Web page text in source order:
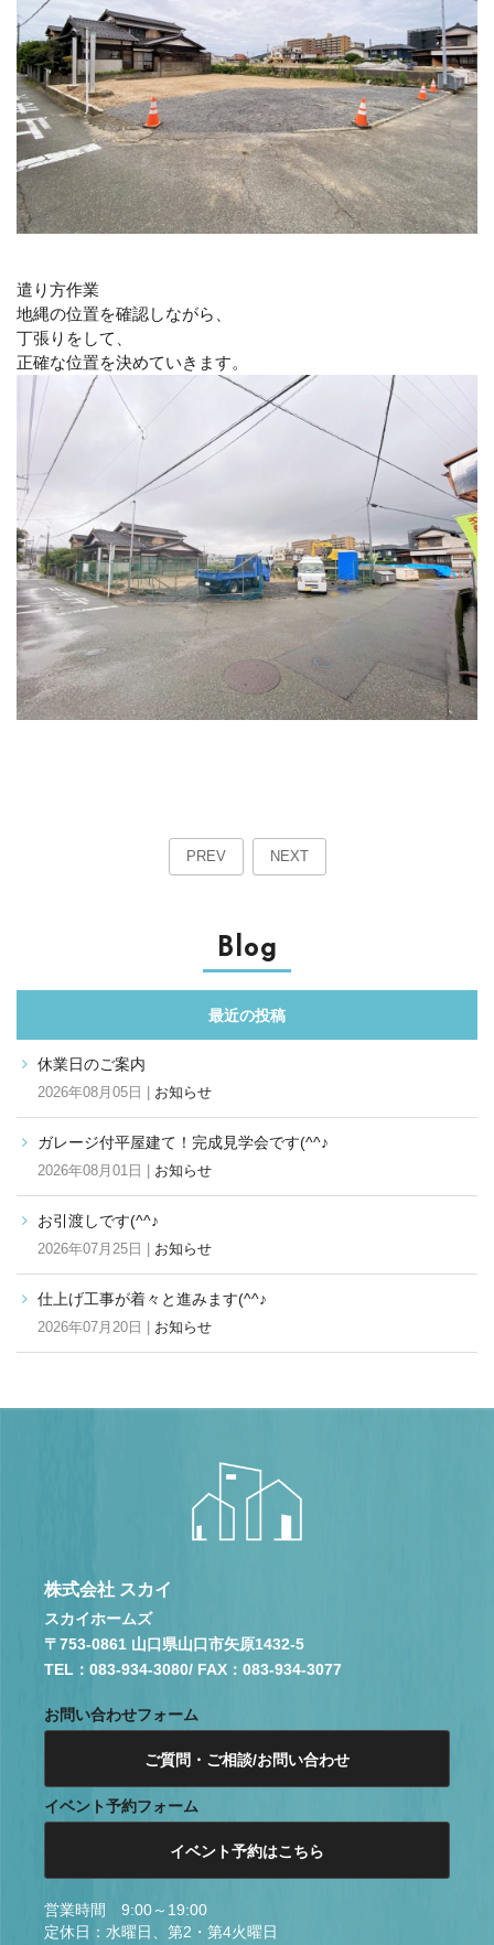
遣り方作業
地縄の位置を確認しながら、
丁張りをして、
正確な位置を決めていきます。
PREV NEXT
Blog
最近の投稿
休業日のご案内
2026年08月05日 | お知らせ
ガレージ付平屋建て！完成見学会です(^^♪
2026年08月01日 | お知らせ
お引渡しです(^^♪
2026年07月25日 | お知らせ
仕上げ工事が着々と進みます(^^♪
2026年07月20日 | お知らせ
株式会社 スカイ
スカイホームズ
〒753-0861 山口県山口市矢原1432-5
TEL：083-934-3080/ FAX：083-934-3077
お問い合わせフォーム
ご質問・ご相談/お問い合わせ
イベント予約フォーム
イベント予約はこちら
営業時間 9:00～19:00
定休日：水曜日、第2・第4火曜日